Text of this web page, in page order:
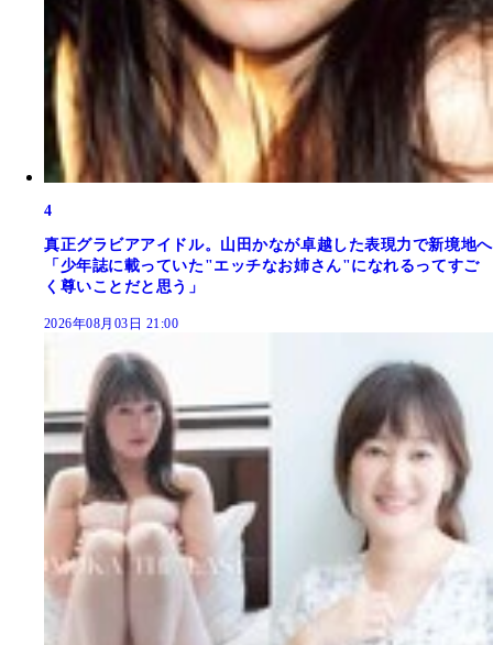
4
真正グラビアアイドル。山田かなが卓越した表現力で新境地へ
「少年誌に載っていた"エッチなお姉さん"になれるってすご
く尊いことだと思う」
2026年08月03日 21:00